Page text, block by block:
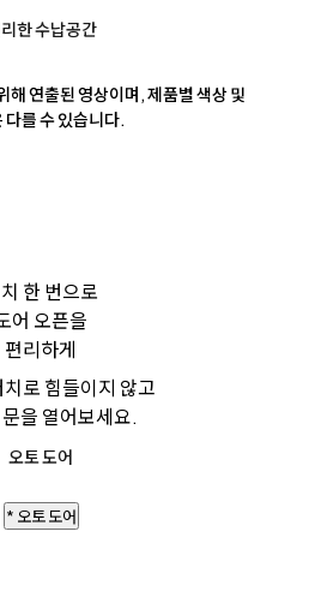
한 수납공간
해 연출된 영상이며, 제품별 색상 및
다를 수 있습니다.
한 번으로
어 오픈을
편리하게
치로 힘들이지 않고
을 열어보세요.
오토 도어
* 오토 도어